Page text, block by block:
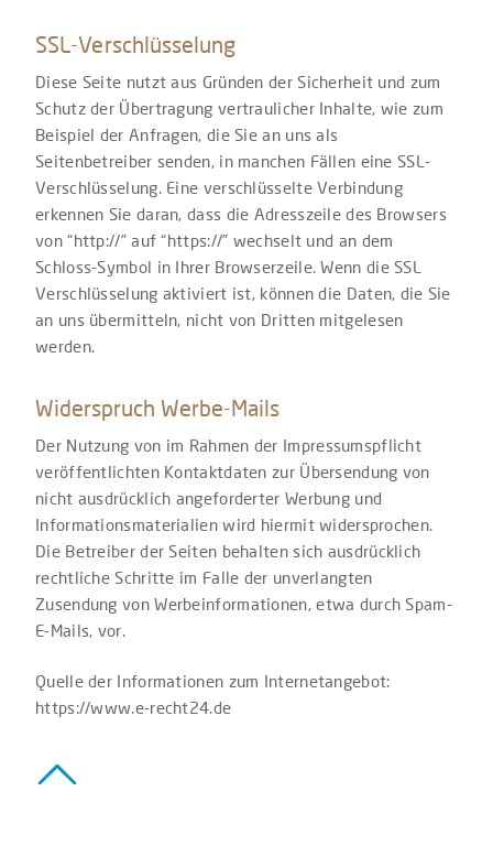
SSL-Verschlüsselung
Diese Seite nutzt aus Gründen der Sicherheit und zum
Schutz der Übertragung vertraulicher Inhalte, wie zum
Beispiel der Anfragen, die Sie an uns als
Seitenbetreiber senden, in manchen Fällen eine SSL-
Verschlüsselung. Eine verschlüsselte Verbindung
erkennen Sie daran, dass die Adresszeile des Browsers
von “http://” auf “https://” wechselt und an dem
Schloss-Symbol in Ihrer Browserzeile. Wenn die SSL
Verschlüsselung aktiviert ist, können die Daten, die Sie
an uns übermitteln, nicht von Dritten mitgelesen
werden.
Widerspruch Werbe-Mails
Der Nutzung von im Rahmen der Impressumspflicht
veröffentlichten Kontaktdaten zur Übersendung von
nicht ausdrücklich angeforderter Werbung und
Informationsmaterialien wird hiermit widersprochen.
Die Betreiber der Seiten behalten sich ausdrücklich
rechtliche Schritte im Falle der unverlangten
Zusendung von Werbeinformationen, etwa durch Spam-
E-Mails, vor.
Quelle der Informationen zum Internetangebot:
https://www.e-recht24.de